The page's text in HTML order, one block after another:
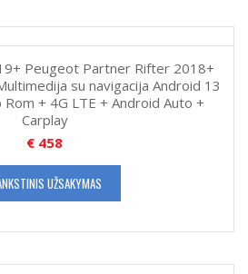
Peugeot Partner Rifter 2018+
su navigacija Android 13
+ 4G LTE + Android Auto +
Carplay
€ 458
UŽSAKYMAS